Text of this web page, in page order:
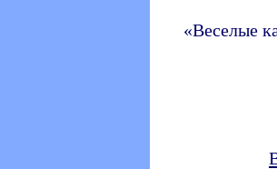
«Веселые